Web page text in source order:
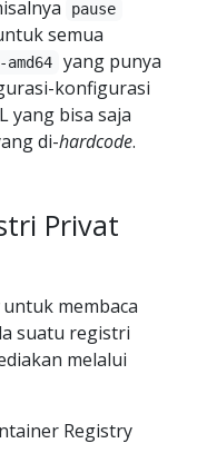
pause
semua
amd64
yang punya
konfigurasi
yang bisa saja
di-hardcode.
Privat
untuk membaca
suatu registri
melalui
Registry